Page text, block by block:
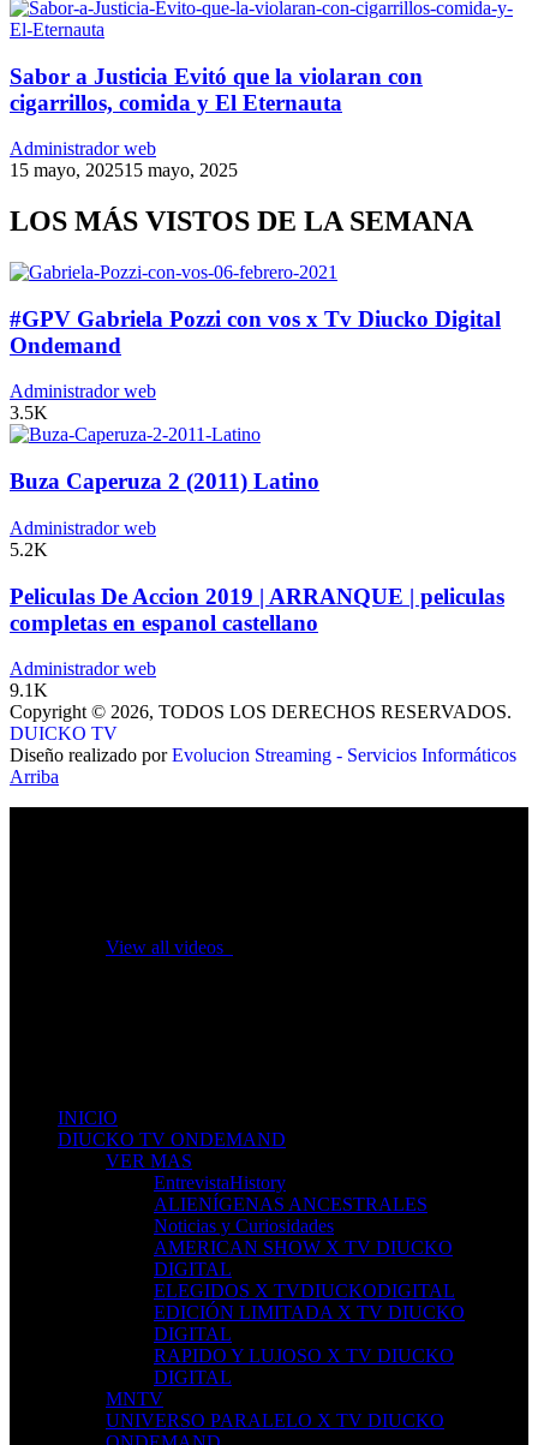
Sabor a Justicia Evitó que la violaran con
cigarrillos, comida y El Eternauta
Administrador web
15 mayo, 202515 mayo, 2025
LOS MÁS VISTOS DE LA SEMANA
#GPV Gabriela Pozzi con vos x Tv Diucko Digital
Ondemand
Administrador web
3.5K
Buza Caperuza 2 (2011) Latino
Administrador web
5.2K
Peliculas De Accion 2019 | ARRANQUE | peliculas
completas en espanol castellano
Administrador web
9.1K
Copyright © 2026, TODOS LOS DERECHOS RESERVADOS.
DUICKO TV
Diseño realizado porEvolucion Streaming - Servicios Informáticos
Arriba
View all videos
INICIO
DIUCKO TV ONDEMAND
VER MAS
EntrevistaHistory
ALIENÍGENAS ANCESTRALES
Noticias y Curiosidades
AMERICAN SHOW X TV DIUCKO
DIGITAL
ELEGIDOS X TVDIUCKODIGITAL
EDICIÓN LIMITADA X TV DIUCKO
DIGITAL
RAPIDO Y LUJOSO X TV DIUCKO
DIGITAL
MNTV
UNIVERSO PARALELO X TV DIUCKO